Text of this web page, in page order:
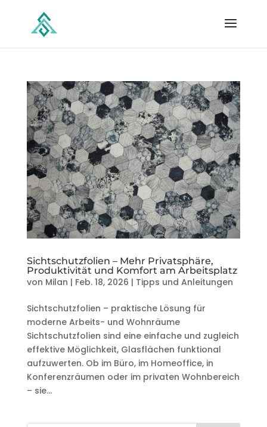
Sichtschutzfolien – Mehr Privatsphäre,
Produktivität und Komfort am Arbeitsplatz
von Milan | Feb. 18, 2026 | Tipps und Anleitungen
Sichtschutzfolien – praktische Lösung für
moderne Arbeits- und Wohnräume
Sichtschutzfolien sind eine einfache und zugleich
effektive Möglichkeit, Glasflächen funktional
aufzuwerten. Ob im Büro, im Homeoffice, in
Konferenzräumen oder im privaten Wohnbereich
– sie...